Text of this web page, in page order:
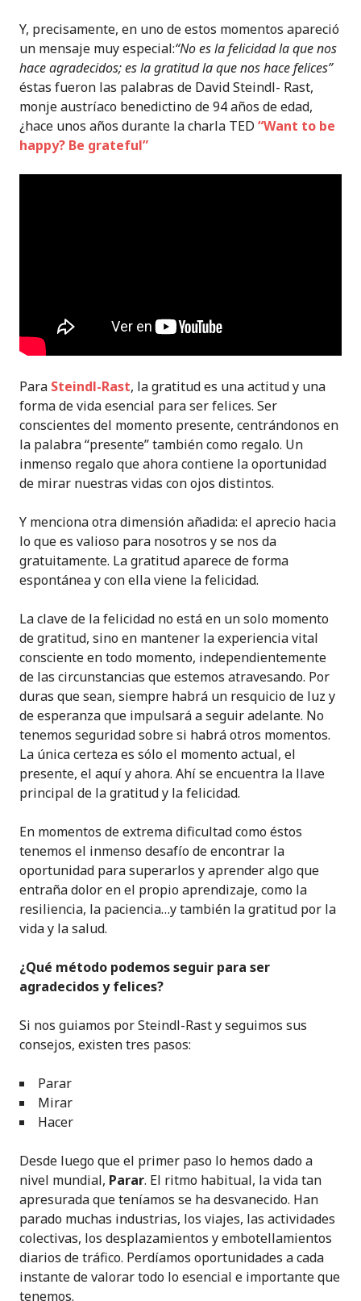
Y, precisamente, en uno de estos momentos apareció
un mensaje muy especial:“No es la felicidad la que nos
hace agradecidos; es la gratitud la que nos hace felices”
éstas fueron las palabras de David Steindl- Rast,
monje austríaco benedictino de 94 años de edad,
¿hace unos años durante la charla TED “Want to be
happy? Be grateful”
Para Steindl-Rast, la gratitud es una actitud y una
forma de vida esencial para ser felices. Ser
conscientes del momento presente, centrándonos en
la palabra “presente” también como regalo. Un
inmenso regalo que ahora contiene la oportunidad
de mirar nuestras vidas con ojos distintos.
Y menciona otra dimensión añadida: el aprecio hacia
lo que es valioso para nosotros y se nos da
gratuitamente. La gratitud aparece de forma
espontánea y con ella viene la felicidad.
La clave de la felicidad no está en un solo momento
de gratitud, sino en mantener la experiencia vital
consciente en todo momento, independientemente
de las circunstancias que estemos atravesando. Por
duras que sean, siempre habrá un resquicio de luz y
de esperanza que impulsará a seguir adelante. No
tenemos seguridad sobre si habrá otros momentos.
La única certeza es sólo el momento actual, el
presente, el aquí y ahora. Ahí se encuentra la llave
principal de la gratitud y la felicidad.
En momentos de extrema dificultad como éstos
tenemos el inmenso desafío de encontrar la
oportunidad para superarlos y aprender algo que
entraña dolor en el propio aprendizaje, como la
resiliencia, la paciencia…y también la gratitud por la
vida y la salud.
¿Qué método podemos seguir para ser
agradecidos y felices?
Si nos guiamos por Steindl-Rast y seguimos sus
consejos, existen tres pasos:
Parar
Mirar
Hacer
Desde luego que el primer paso lo hemos dado a
nivel mundial, Parar. El ritmo habitual, la vida tan
apresurada que teníamos se ha desvanecido. Han
parado muchas industrias, los viajes, las actividades
colectivas, los desplazamientos y embotellamientos
diarios de tráfico. Perdíamos oportunidades a cada
instante de valorar todo lo esencial e importante que
tenemos.